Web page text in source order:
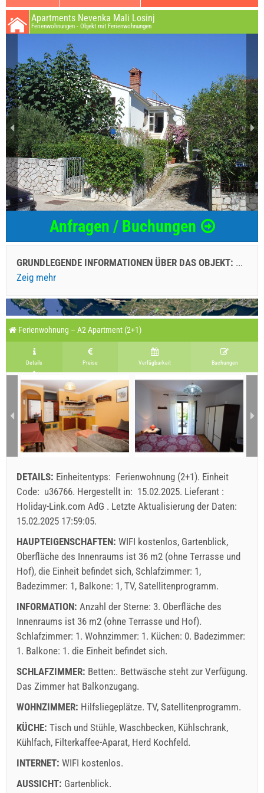
Apartments Nevenka Mali Losinj
Ferienwohnungen - Objekt mit Ferienwohnungen
Anfragen / Buchungen
GRUNDLEGENDE INFORMATIONEN ÜBER DAS OBJEKT: ...
Zeig mehr
Ferienwohnung – A2 Apartment (2+1)
Details Preise Verfügbarkeit Buchungen
DETAILS: Einheitentyps: Ferienwohnung (2+1). Einheit
Code: u36766. Hergestellt in: 15.02.2025. Lieferant :
Holiday-Link.com AdG . Letzte Aktualisierung der Daten:
15.02.2025 17:59:05.
HAUPTEIGENSCHAFTEN: WIFI kostenlos, Gartenblick,
Oberfläche des Innenraums ist 36 m2 (ohne Terrasse und
Hof), die Einheit befindet sich, Schlafzimmer: 1,
Badezimmer: 1, Balkone: 1, TV, Satellitenprogramm.
INFORMATION: Anzahl der Sterne: 3. Oberfläche des
Innenraums ist 36 m2 (ohne Terrasse und Hof).
Schlafzimmer: 1. Wohnzimmer: 1. Küchen: 0. Badezimmer:
1. Balkone: 1. die Einheit befindet sich.
SCHLAFZIMMER: Betten:. Bettwäsche steht zur Verfügung.
Das Zimmer hat Balkonzugang.
WOHNZIMMER: Hilfsliegeplätze. TV, Satellitenprogramm.
KÜCHE: Tisch und Stühle, Waschbecken, Kühlschrank,
Kühlfach, Filterkaffee-Aparat, Herd Kochfeld.
INTERNET: WIFI kostenlos.
AUSSICHT: Gartenblick.